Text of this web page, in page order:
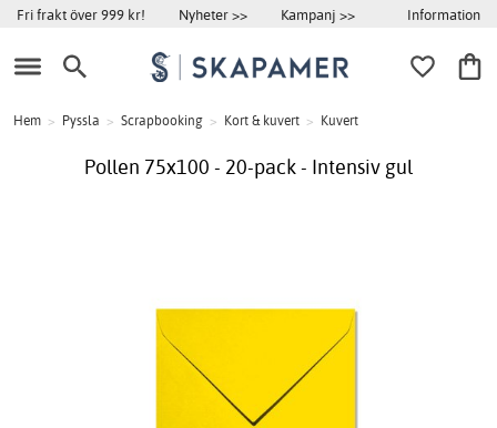
Fri frakt över 999 kr! Nyheter >> Kampanj >> Information
Hem > Pyssla > Scrapbooking > Kort & kuvert > Kuvert
Pollen 75x100 - 20-pack - Intensiv gul